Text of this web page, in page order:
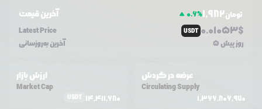
آخرین قیمت 0.6%1,982تومان
Latest Price
USDT 0.01053$
آخرین به‌روزسانی 5 روز پیش
ارزش بازار
Market Cap
USDT 14,411,680
عرضه در گردش
Circulating Supply
1,366,806,970